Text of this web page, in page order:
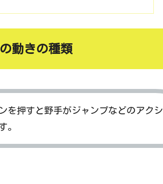
動きの種類
を押すと野手がジャンプなどのアクシ
。